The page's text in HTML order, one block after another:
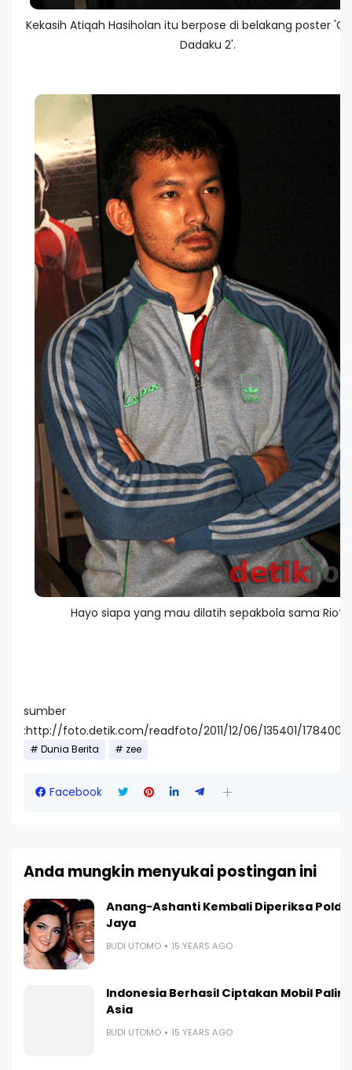
Kekasih Atiqah Hasiholan itu berpose di belakang poster
Dadaku 2'.
Hayo siapa yang mau dilatih sepakbola sama Rio?
sumber
:http://foto.detik.com/readfoto/2011/12/06/135401/
Dunia Berita zee
Facebook
Anda mungkin menyukai postingan ini
Anang-Ashanti Kembali Diperiksa
Jaya
BUDI UTOMO 15 YEARS AGO
Indonesia Berhasil Ciptakan Mobil
Asia
BUDI UTOMO 15 YEARS AGO